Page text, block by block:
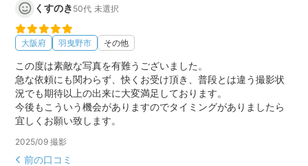
くすのき 50代 未選択
大阪府 羽曳野市 その他
この度は素敵な写真を有難うございました。
急な依頼にも関わらず、快くお受け頂き、普段とは違う撮影状
況でも期待以上の出来に大変満足しております。
今後もこういう機会がありますのでタイミングがありましたら
宜しくお願い致します。
2025/09 撮影
前の口コミ